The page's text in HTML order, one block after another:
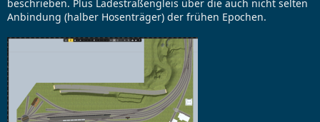
beschrieben. Plus Ladestraßengleis über die auch nicht selten
Anbindung (halber Hosenträger) der frühen Epochen.